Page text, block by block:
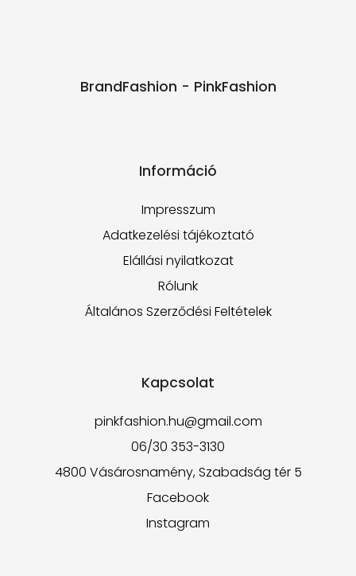
BrandFashion - PinkFashion
Információ
Impresszum
Adatkezelési tájékoztató
Elállási nyilatkozat
Rólunk
Általános Szerződési Feltételek
Kapcsolat
pinkfashion.hu@gmail.com
06/30 353-3130
4800 Vásárosnamény, Szabadság tér 5
Facebook
Instagram